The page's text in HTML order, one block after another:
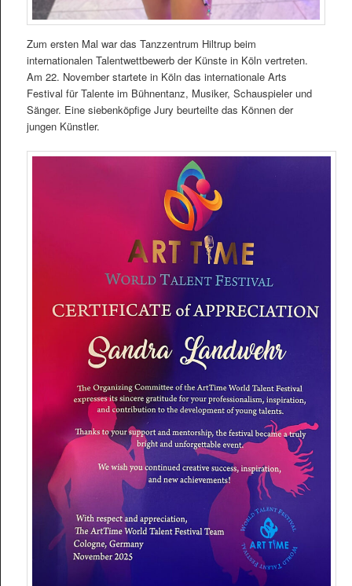
Zum ersten Mal war das Tanzzentrum Hiltrup beim
internationalen Talentwettbewerb der Künste in Köln vertreten.
Am 22. November startete in Köln das internationale Arts
Festival für Talente im Bühnentanz, Musiker, Schauspieler und
Sänger. Eine siebenköpfige Jury beurteilte das Können der
jungen Künstler.